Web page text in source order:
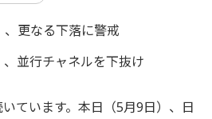
更なる下落に警戒
並行チャネルを下抜け
ています。本日（5月9日）、日